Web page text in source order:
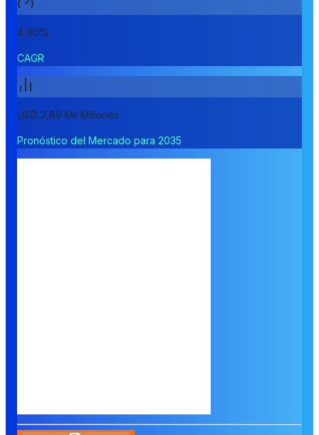
4,90%
CAGR
USD 2,89 Mil Millones
Pronóstico del Mercado para 2035